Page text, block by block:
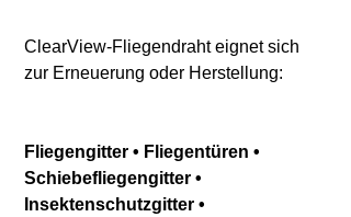
ClearView-Fliegendraht eignet sich
zur Erneuerung oder Herstellung:
Fliegengitter • Fliegentüren •
Schiebefliegengitter •
Insektenschutzgitter •